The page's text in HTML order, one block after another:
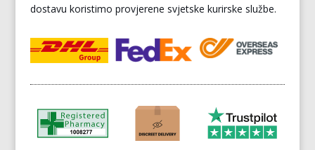
dostavu koristimo provjerene svjetske kurirske službe.